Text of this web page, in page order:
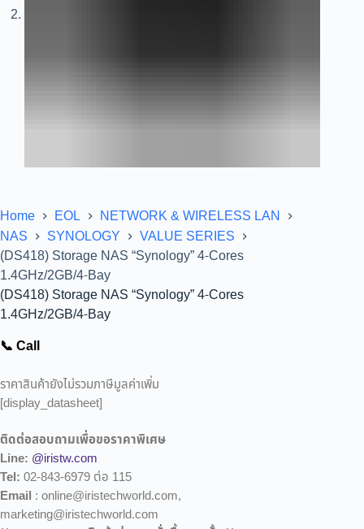
Home EOL
NETWORK & WIRELESS LAN
NAS
SYNOLOGY
VALUE SERIES
(DS418) Storage NAS “Synology” 4-Cores
1.4GHz/2GB/4-Bay
(DS418) Storage NAS “Synology” 4-Cores
1.4GHz/2GB/4-Bay
📞 Call
ราคาสินค้ายังไม่รวมภาษีมูลค่าเพิ่ม
[display_datasheet]
ติดต่อสอบถามเพื่อขอราคาพิเศษ
Line: @iristw.com
Tel: 02-843-6979 ต่อ 115
Email : online@iristechworld.com,
marketing@iristechworld.com